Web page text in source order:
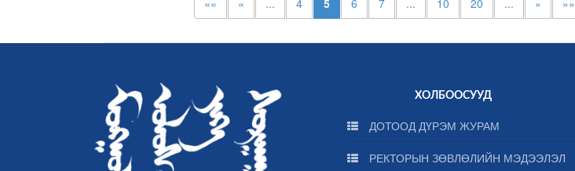
«« « ... 4 5 6 7 ... 10 20 ... » »»
ХОЛБООСУУД
ДОТООД ДҮРЭМ ЖУРАМ
РЕКТОРЫН ЗӨВЛӨЛИЙН МЭДЭЭЛЭЛ